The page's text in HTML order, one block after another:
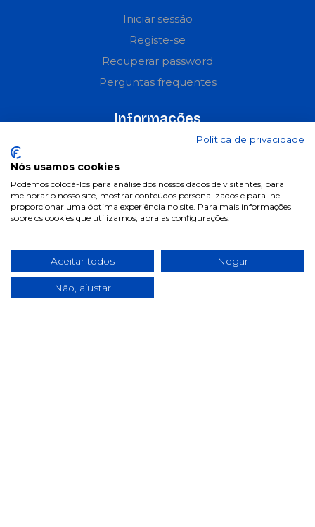
Iniciar sessão
Registe-se
Recuperar password
Perguntas frequentes
Informações
Termos & Condições
Política de privacidade
Política de cookies
Condições de campanhas
Política de privacidade
Nós usamos cookies
Podemos colocá-los para análise dos nossos dados de visitantes, para
melhorar o nosso site, mostrar conteúdos personalizados e para lhe
proporcionar uma óptima experiência no site. Para mais informações
sobre os cookies que utilizamos, abra as configurações.
Aceitar todos Negar
Não, ajustar